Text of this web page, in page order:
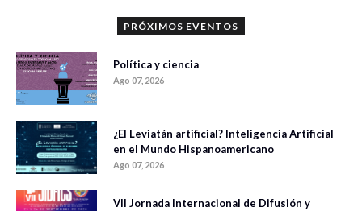
PRÓXIMOS EVENTOS
Política y ciencia
Ago 07, 2026
¿El Leviatán artificial? Inteligencia Artificial
en el Mundo Hispanoamericano
Ago 07, 2026
VII Jornada Internacional de Difusión y